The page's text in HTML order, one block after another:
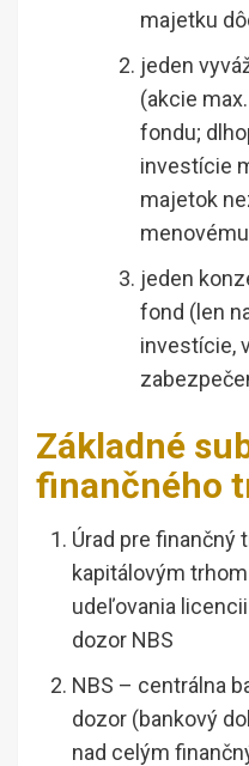
majetku
jeden
(akcie
fondu;
investície
majetok
jeden
fond (len
investície,
Základné
finančného
Úrad pre finančný
kapitálovým
udeľovania
dozor NBS
NBS – centrálna
dozor (bankový
nad celým